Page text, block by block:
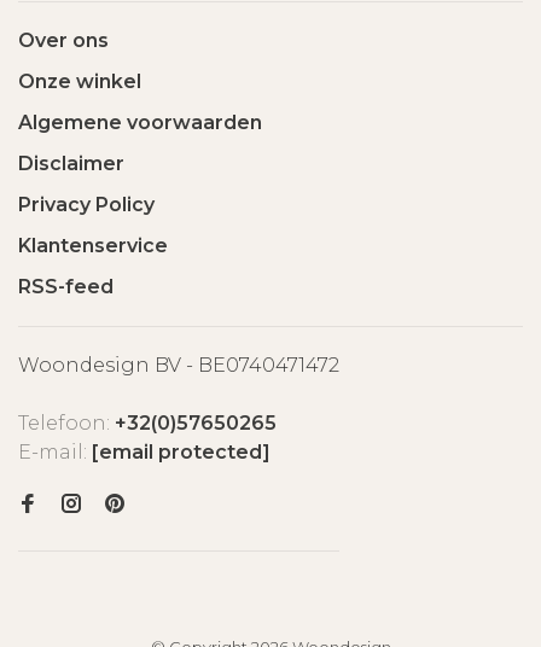
Over ons
Onze winkel
Algemene voorwaarden
Disclaimer
Privacy Policy
Klantenservice
RSS-feed
Woondesign BV - BE0740471472
Telefoon: +32(0)57650265
E-mail: [email protected]